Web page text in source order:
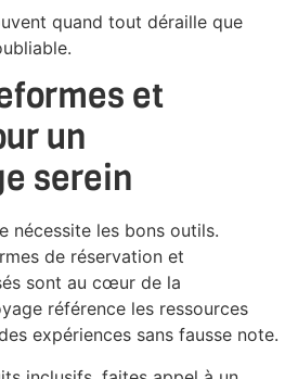
quand tout déraille que
et
un
serein
nécessite les bons outils.
de réservation et
sont au cœur de la
référence les ressources
expériences sans fausse note.